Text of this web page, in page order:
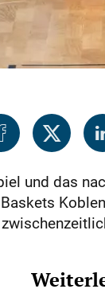
und das